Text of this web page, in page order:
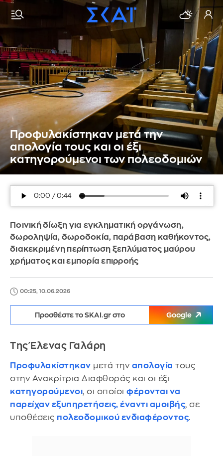
Προφυλακίστηκαν μετά την
απολογία τους και οι έξι
κατηγορούμενοι των πολεοδομιών
Ποινική δίωξη για εγκληματική οργάνωση,
δωροληψία, δωροδοκία, παράβαση καθήκοντος,
διακεκριμένη περίπτωση ξεπλύματος μαύρου
χρήματος και εμπορία επιρροής
00:25, 10.06.2026
Προσθέστε το SKAI.gr στο Google
Της Έλενας Γαλάρη
Προφυλακίστηκαν μετά την απολογία τους
στην Ανακρίτρια Διαφθοράς και οι έξι
κατηγορούμενοι, οι οποίοι φέρονται να
παρείχαν εξυπηρετήσεις, έναντι αμοιβής, σε
υποθέσεις πολεοδομικού ενδιαφέροντος.